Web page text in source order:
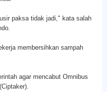
paksa tidak jadi," kata salah
membersihkan sampah
agar mencabut Omnibus